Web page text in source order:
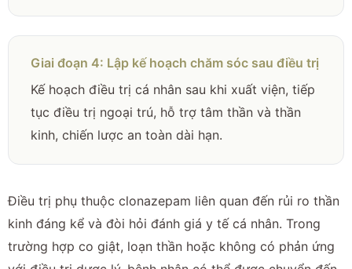
Giai đoạn 4: Lập kế hoạch chăm sóc sau điều trị
Kế hoạch điều trị cá nhân sau khi xuất viện, tiếp
tục điều trị ngoại trú, hỗ trợ tâm thần và thần
kinh, chiến lược an toàn dài hạn.
Điều trị phụ thuộc clonazepam liên quan đến rủi ro thần
kinh đáng kể và đòi hỏi đánh giá y tế cá nhân. Trong
trường hợp co giật, loạn thần hoặc không có phản ứng